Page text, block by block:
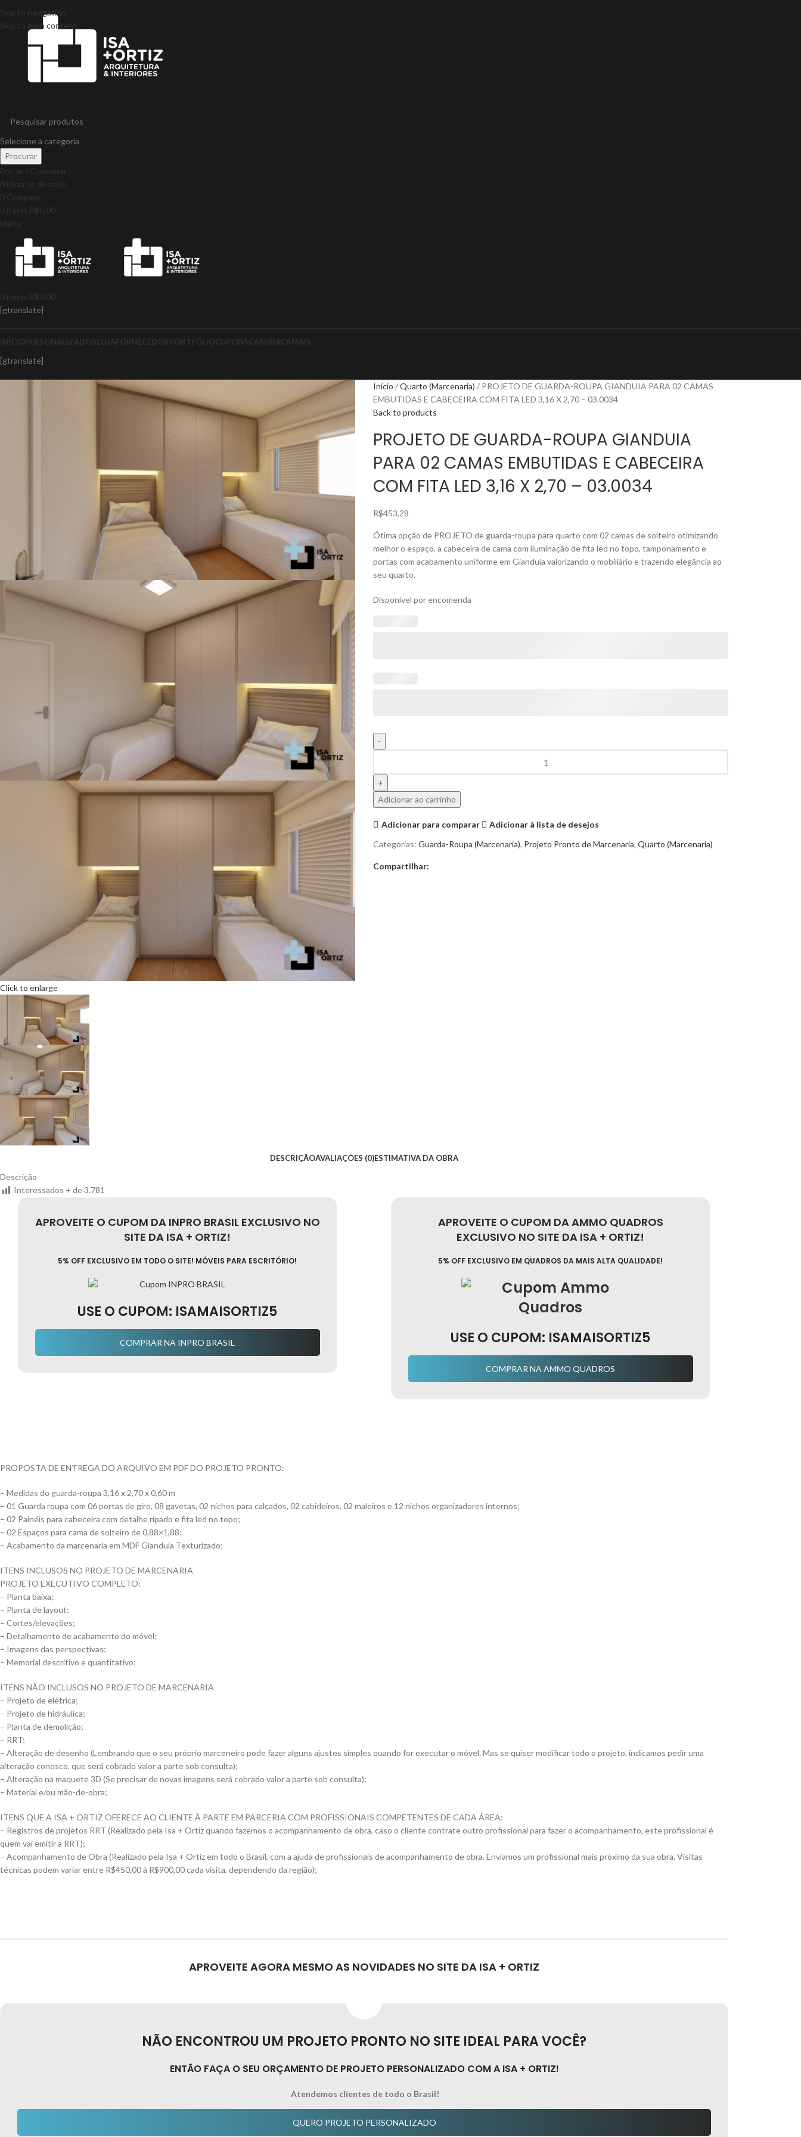
Skip to navigation
Skip to main content
Selecione a categoria
Procurar
Entrar / Cadastrar
0 Lista de desejos
0 Compare
0 items R$0,00
Menu
0 items R$0,00
[gtranslate]
INÍCIOPERSONALIZADOSLOJAFORNECEDORPORTFÓLIOCUPONSCASHBACKMAIS
[gtranslate]
Click to enlarge
Início Quarto (Marcenaria)
PROJETO DE GUARDA-ROUPA GIANDUIA PARA 02 CAMAS
EMBUTIDAS E CABECEIRA COM FITA LED 3,16 X 2,70 – 03.0034
Back to products
PROJETO DE GUARDA-ROUPA GIANDUIA
PARA 02 CAMAS EMBUTIDAS E CABECEIRA
COM FITA LED 3,16 X 2,70 – 03.0034
R$453,28
Ótima opção de PROJETO de guarda-roupa para quarto com 02 camas de solteiro otimizando
melhor o espaço, a cabeceira de cama com iluminação de fita led no topo, tamponamento e
portas com acabamento uniforme em Gianduia valorizando o mobiliário e trazendo elegância ao
seu quarto.
Disponível por encomenda
Adicionar ao carrinho
Adicionar para comparar
Adicionar à lista de desejos
Categorias: Guarda-Roupa (Marcenaria), Projeto Pronto de Marcenaria, Quarto (Marcenaria)
Compartilhar:
DESCRIÇÃOAVALIAÇÕES (0)ESTIMATIVA DA OBRA
Descrição
Interessados + de3.781
APROVEITE O CUPOM DA INPRO BRASIL EXCLUSIVO NO
SITE DA ISA + ORTIZ!
5% OFF EXCLUSIVO EM TODO O SITE! MÓVEIS PARA ESCRITÓRIO!
USE O CUPOM: ISAMAISORTIZ5
COMPRAR NA INPRO BRASIL
APROVEITE O CUPOM DA AMMO QUADROS
EXCLUSIVO NO SITE DA ISA + ORTIZ!
5% OFF EXCLUSIVO EM QUADROS DA MAIS ALTA QUALIDADE!
USE O CUPOM: ISAMAISORTIZ5
COMPRAR NA AMMO QUADROS
PROPOSTA DE ENTREGA DO ARQUIVO EM PDF DO PROJETO PRONTO:
– Medidas do guarda-roupa 3,16 x 2,70 x 0,60 m
– 01 Guarda roupa com 06 portas de giro, 08 gavetas, 02 nichos para calçados, 02 cabideiros, 02 maleiros e 12 nichos organizadores internos;
– 02 Painéis para cabeceira com detalhe ripado e fita led no topo;
– 02 Espaços para cama de solteiro de 0,88×1,88;
– Acabamento da marcenaria em MDF Gianduia Texturizado;
ITENS INCLUSOS NO PROJETO DE MARCENARIA
PROJETO EXECUTIVO COMPLETO:
– Planta baixa;
– Planta de layout;
– Cortes/elevações;
– Detalhamento de acabamento do móvel;
– Imagens das perspectivas;
– Memorial descritivo e quantitativo;
ITENS NÃO INCLUSOS NO PROJETO DE MARCENARIA
– Projeto de elétrica;
– Projeto de hidráulica;
– Planta de demolição;
– RRT;
– Alteração de desenho (Lembrando que o seu próprio marceneiro pode fazer alguns ajustes simples quando for executar o móvel. Mas se quiser modificar todo o projeto, indicamos pedir uma
alteração conosco, que será cobrado valor a parte sob consulta);
– Alteração na maquete 3D (Se precisar de novas imagens será cobrado valor a parte sob consulta);
– Material e/ou mão-de-obra;
ITENS QUE A ISA + ORTIZ OFERECE AO CLIENTE À PARTE EM PARCERIA COM PROFISSIONAIS COMPETENTES DE CADA ÁREA:
– Registros de projetos RRT (Realizado pela Isa + Ortiz quando fazemos o acompanhamento de obra, caso o cliente contrate outro profissional para fazer o acompanhamento, este profissional é
quem vai emitir a RRT);
– Acompanhamento de Obra (Realizado pela Isa + Ortiz em todo o Brasil, com a ajuda de profissionais de acompanhamento de obra. Enviamos um profissional mais próximo da sua obra. Visitas
técnicas podem variar entre R$450,00 à R$900,00 cada visita, dependendo da região);
APROVEITE AGORA MESMO AS NOVIDADES NO SITE DA ISA + ORTIZ
NÃO ENCONTROU UM PROJETO PRONTO NO SITE IDEAL PARA VOCÊ?
ENTÃO FAÇA O SEU ORÇAMENTO DE PROJETO PERSONALIZADO COM A ISA + ORTIZ!
Atendemos clientes de todo o Brasil!
QUERO PROJETO PERSONALIZADO